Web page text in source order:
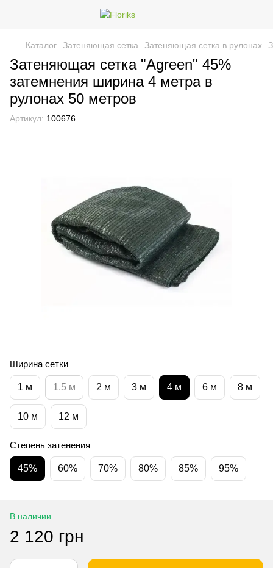
Каталог Затеняющая сетка Затеняющая сетка в рулонах
Затеняющая сетка "Agreen" 45%
затемнения ширина 4 метра в
рулонах 50 метров
Артикул: 100676
Ширина сетки
1 м 1.5 м 2 м 3 м 4 м 6 м 8 м
10 м 12 м
Степень затенения
45% 60% 70% 80% 85% 95%
В наличии
2 120 грн